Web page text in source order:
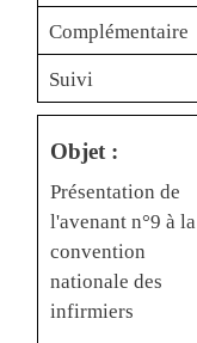
Complémentaire
Suivi
Objet :
Présentation de
l'avenant n°9 à la
convention
nationale des
infirmiers